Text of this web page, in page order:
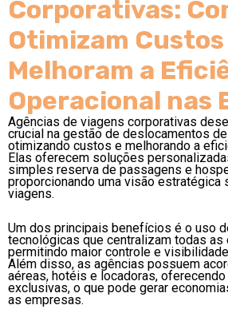
Corporativas:
Otimizam Custos
Melhoram a
Operacional nas
Agências de viagens corporativas
crucial na gestão de deslocamentos
otimizando custos e melhorando a
Elas oferecem soluções
simples reserva de passagens e
proporcionando uma visão
viagens.
Um dos principais benefícios é o uso
tecnológicas que centralizam todas as
permitindo maior controle e
Além disso, as agências possuem
aéreas, hotéis e locadoras,
exclusivas, o que pode gerar
as empresas.